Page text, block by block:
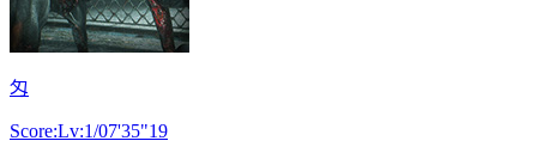
匁
Score:Lv:1/07'35"19